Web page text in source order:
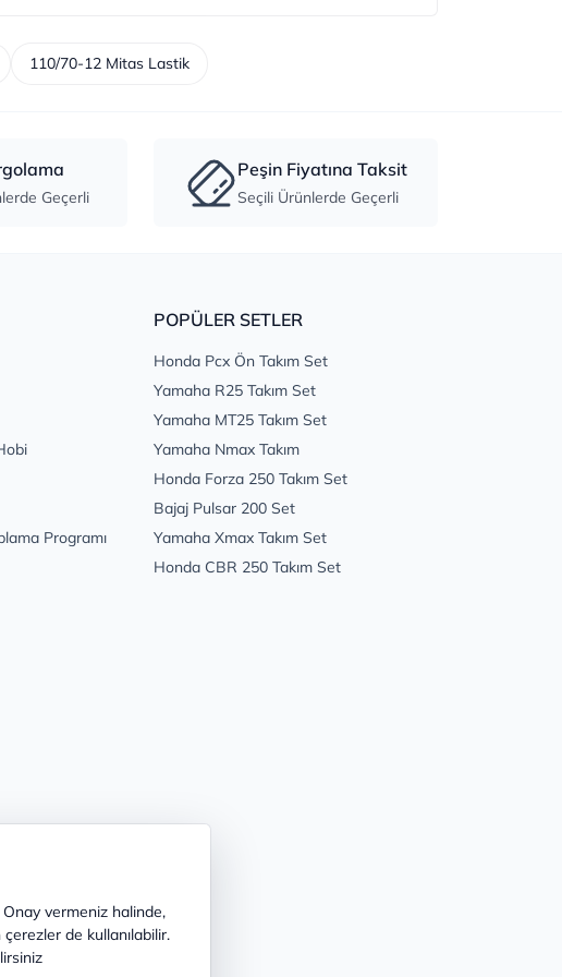
vermeniz halinde,
de kullanılabilir.
110/70-12 Mitas Lastik
Geçerli
Peşin Fiyatına Taksit
Seçili Ürünlerde Geçerli
Programı
POPÜLER SETLER
Honda Pcx Ön Takım Set
Yamaha R25 Takım Set
Yamaha MT25 Takım Set
Yamaha Nmax Takım
Honda Forza 250 Takım Set
Bajaj Pulsar 200 Set
Yamaha Xmax Takım Set
Honda CBR 250 Takım Set